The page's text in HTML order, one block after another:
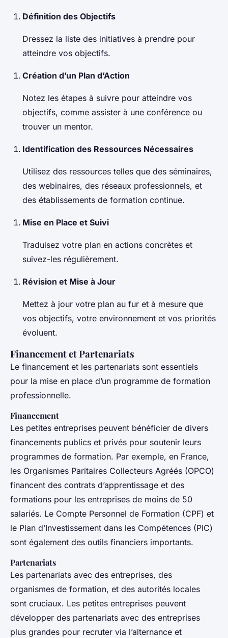
Définition des Objectifs
Dressez la liste des initiatives à prendre pour
atteindre vos objectifs.
Création d’un Plan d’Action
Notez les étapes à suivre pour atteindre vos
objectifs, comme assister à une conférence ou
trouver un mentor.
Identification des Ressources Nécessaires
Utilisez des ressources telles que des séminaires,
des webinaires, des réseaux professionnels, et
des établissements de formation continue.
Mise en Place et Suivi
Traduisez votre plan en actions concrètes et
suivez-les régulièrement.
Révision et Mise à Jour
Mettez à jour votre plan au fur et à mesure que
vos objectifs, votre environnement et vos priorités
évoluent.
Financement et Partenariats
Le financement et les partenariats sont essentiels
pour la mise en place d’un programme de formation
professionnelle.
Financement
Les petites entreprises peuvent bénéficier de divers
financements publics et privés pour soutenir leurs
programmes de formation. Par exemple, en France,
les Organismes Paritaires Collecteurs Agréés (OPCO)
financent des contrats d’apprentissage et des
formations pour les entreprises de moins de 50
salariés. Le Compte Personnel de Formation (CPF) et
le Plan d’Investissement dans les Compétences (PIC)
sont également des outils financiers importants.
Partenariats
Les partenariats avec des entreprises, des
organismes de formation, et des autorités locales
sont cruciaux. Les petites entreprises peuvent
développer des partenariats avec des entreprises
plus grandes pour recruter via l’alternance et